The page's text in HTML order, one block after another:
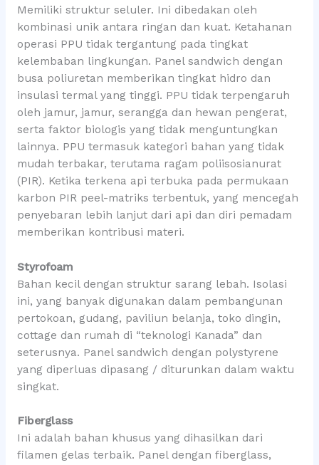
Memiliki struktur seluler. Ini dibedakan oleh
kombinasi unik antara ringan dan kuat. Ketahanan
operasi PPU tidak tergantung pada tingkat
kelembaban lingkungan. Panel sandwich dengan
busa poliuretan memberikan tingkat hidro dan
insulasi termal yang tinggi. PPU tidak terpengaruh
oleh jamur, jamur, serangga dan hewan pengerat,
serta faktor biologis yang tidak menguntungkan
lainnya. PPU termasuk kategori bahan yang tidak
mudah terbakar, terutama ragam poliisosianurat
(PIR). Ketika terkena api terbuka pada permukaan
karbon PIR peel-matriks terbentuk, yang mencegah
penyebaran lebih lanjut dari api dan diri pemadam
memberikan kontribusi materi.
Styrofoam
Bahan kecil dengan struktur sarang lebah. Isolasi
ini, yang banyak digunakan dalam pembangunan
pertokoan, gudang, paviliun belanja, toko dingin,
cottage dan rumah di “teknologi Kanada” dan
seterusnya. Panel sandwich dengan polystyrene
yang diperluas dipasang / diturunkan dalam waktu
singkat.
Fiberglass
Ini adalah bahan khusus yang dihasilkan dari
filamen gelas terbaik. Panel dengan fiberglass,